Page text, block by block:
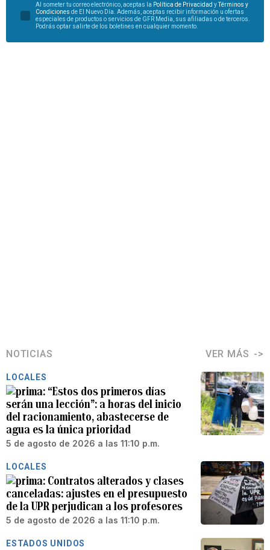
Al someter tu correo electrónico, aceptas la Política de Privacidad yTérminos y
Condiciones de El Nuevo Día. Además, aceptas recibir información u ofertas
especiales de productos o servicios de GFR Media, sus afiliadas o de terceros.
Podrás optar salirte de los boletines en cualquier momento.
NOTICIAS VER MÁS
LOCALES
“Estos dos primeros días
serán una lección”: a horas del inicio
del racionamiento, abastecerse de
agua es la única prioridad
5 de agosto de 2026 a las 11:10 p.m.
LOCALES
Contratos alterados y clases
canceladas: ajustes en el presupuesto
de la UPR perjudican a los profesores
5 de agosto de 2026 a las 11:10 p.m.
ESTADOS UNIDOS